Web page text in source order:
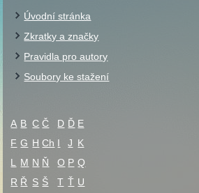
Úvodní stránka
Zkratky a značky
Pravidla pro autory
Soubory ke stažení
A B C Č D Ď E
F G H Ch I J K
L
M N Ň O P Q
R Ř S Š T Ť U